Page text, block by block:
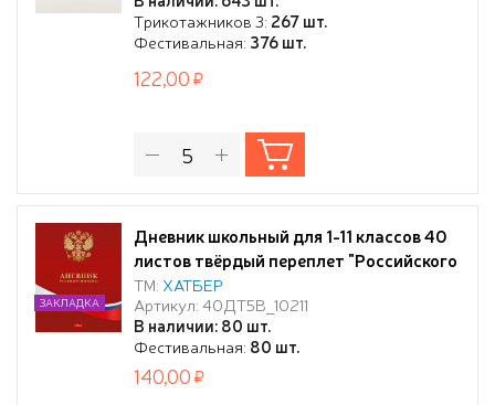
Трикотажников 3: 267 шт.
Фестивальная: 376 шт.
122,00
Дневник школьный для 1-11 классов 40
листов твёрдый переплет "Российского
школьника" - с гимном мат.ламин.-
ТМ: ХАТБЕР
Артикул: 40ДТ5В_10211
В наличии: 80 шт.
Фестивальная: 80 шт.
ЗАКЛАДКА
140,00